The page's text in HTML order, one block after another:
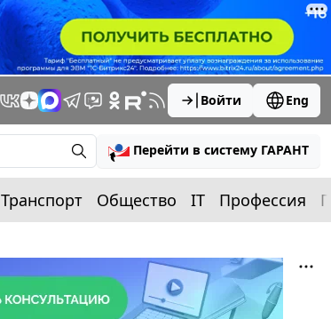
Войти Eng
Перейти в систему ГАРАНТ
Транспорт Общество IT Профессия